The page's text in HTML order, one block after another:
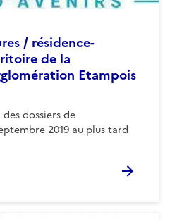
/ résidence-
de la
Etampois
dossiers de
2019 au plus tard